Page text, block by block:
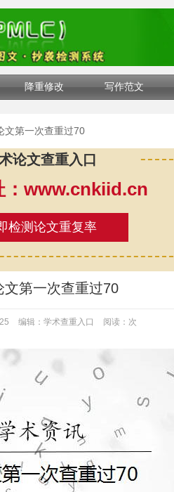
降重修改 写作范文
文第一次查重过70
论文查重入口
：www.cnkiid.cn
检测论文重复率
文第一次查重过70
编辑：学术查重入口 阅读： 次